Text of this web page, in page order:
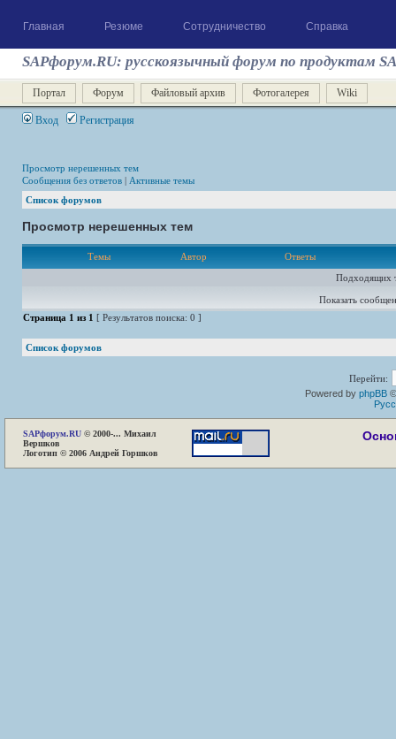
Главная Резюме Сотрудничество Справка
SAPфорум.RU: русскоязычный форум по продуктам
Портал Форум Файловый архив Фотогалерея Wiki
Вход Регистрация
Просмотр нерешенных тем
Сообщения без ответов | Активные темы
Список форумов
Просмотр нерешенных тем
Темы Автор
Ответы
Подходящих
Показать
Страница 1 из 1 [ Результатов поиска: 0 ]
Список форумов
Перейти:
Powered by phpBB
SAPфорум.RU © 2000-... Михаил
Вершков
Логотип © 2006 Андрей Горшков